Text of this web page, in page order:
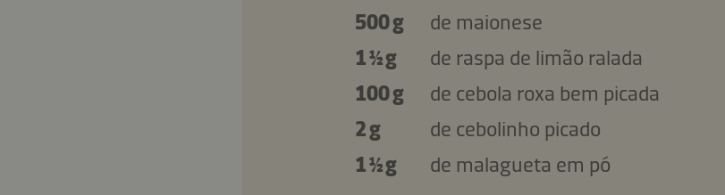
500 g
de maionese
1 ½ g
de raspa de limão ralada
100 g
de cebola roxa bem picada
2 g
de cebolinho picado
1 ½ g
de malagueta em pó